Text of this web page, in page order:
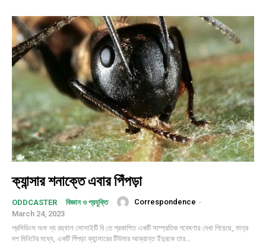
ক্যান্সার শনাক্তে এবার পিঁপড়া
ODDCASTER বিজ্ঞান ও প্রযুক্তি Correspondence -
March 24, 2023
প্রসিডিংস অফ দ্য রয়্যাল সোসাইটি বি তে প্রকাশিত একটি সাম্প্রতিক গবেষণায় দেখা গিয়েছে, মাত্র
দশ মিনিটের মধ্যে, একটি পিঁপড়া ক্যান্সারের টিউমার আক্রান্ত ইঁদুরকে তার...